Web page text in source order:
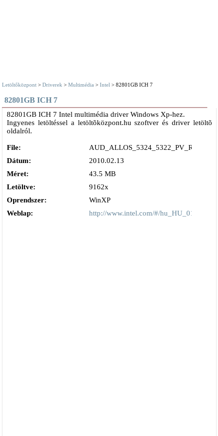
Letöltőközpont >Driverek >Multimédia >Intel > 82801GB ICH 7
82801GB ICH 7
82801GB ICH 7 Intel multimédia driver Windows Xp-hez.
Ingyenes letöltéssel a letöltõközpont.hu szoftver és driver letöltõ
oldalról.
File:
Dátum:
2010.02.13
Méret:
43.5 MB
Letöltve:
9162x
Oprendszer:
WinXP
Weblap:
http://www.intel.com/#/hu_HU_01